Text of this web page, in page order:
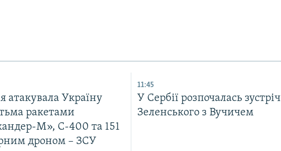
атакувала Україну
ракетами
М», С-400 та 151
дроном – ЗСУ
11:45
У Сербії розпочалась зустріч
Зеленського з Вучичем